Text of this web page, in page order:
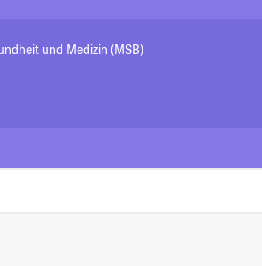
und Medizin (MSB)